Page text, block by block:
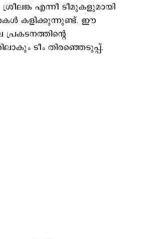
എന്നീ ടീമുകളുമായി
കളിക്കുന്നുണ്ട്. ഈ
ടീം തിരഞ്ഞെടുപ്പ്.